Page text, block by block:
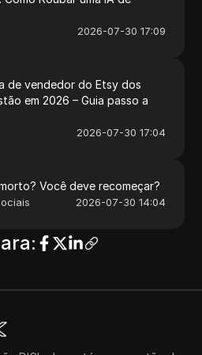
2026-07-30 17:09
de vendedor do Etsy dos
em 2026 – Guia passo a
2026-07-30 17:04
Você deve recomeçar?
2026-07-30 14:04
: